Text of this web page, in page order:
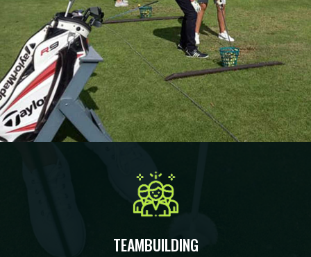
TEAMBUILDING